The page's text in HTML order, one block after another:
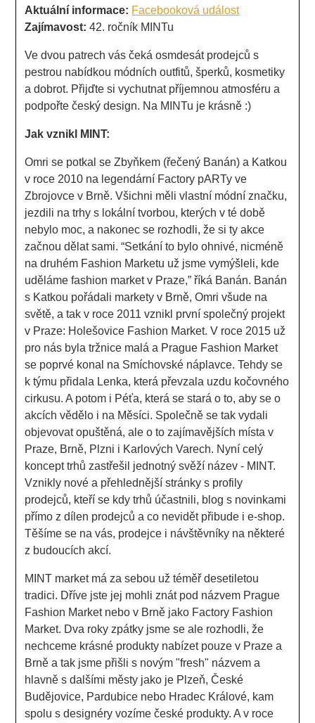
Aktuální informace: Facebooková událost
Zajímavost:42. ročník MINTu
Ve dvou patrech vás čeká osmdesát prodejců s
pestrou nabídkou módních outfitů, šperků, kosmetiky
a dobrot. Přijďte si vychutnat příjemnou atmosféru a
podpořte český design. Na MINTu je krásně :)
Jak vznikl MINT:
Omri se potkal se Zbyňkem (řečený Banán) a Katkou
v roce 2010 na legendární Factory pARTy ve
Zbrojovce v Brně. Všichni měli vlastní módní značku,
jezdili na trhy s lokální tvorbou, kterých v té době
nebylo moc, a nakonec se rozhodli, že si ty akce
začnou dělat sami. “Setkání to bylo ohnivé, nicméně
na druhém Fashion Marketu už jsme vymýšleli, kde
uděláme fashion market v Praze,” říká Banán. Banán
s Katkou pořádali markety v Brně, Omri všude na
světě, a tak v roce 2011 vznikl první společný projekt
v Praze: Holešovice Fashion Market. V roce 2015 už
pro nás byla tržnice malá a Prague Fashion Market
se poprvé konal na Smíchovské náplavce. Tehdy se
k týmu přidala Lenka, která převzala uzdu kočovného
cirkusu. A potom i Péťa, která se stará o to, aby se o
akcích vědělo i na Měsíci. Společně se tak vydali
objevovat opuštěná, ale o to zajímavějších místa v
Praze, Brně, Plzni i Karlových Varech. Nyní celý
koncept trhů zastřešil jednotný svěží název - MINT.
Vznikly nové a přehlednější stránky s profily
prodejců, kteří se kdy trhů účastnili, blog s novinkami
přímo z dílen prodejců a co nevidět přibude i e-shop.
Těšíme se na vás, prodejce i návštěvníky na některé
z budoucích akcí.
MINT market má za sebou už téměř desetiletou
tradici. Dříve jste jej mohli znát pod názvem Prague
Fashion Market nebo v Brně jako Factory Fashion
Market. Dva roky zpátky jsme se ale rozhodli, že
nechceme krásné produkty nabízet pouze v Praze a
Brně a tak jsme přišli s novým "fresh" názvem a
hlavně s dalšími městy jako je Plzeň, České
Budějovice, Pardubice nebo Hradec Králové, kam
spolu s designéry vozíme české produkty. A v roce